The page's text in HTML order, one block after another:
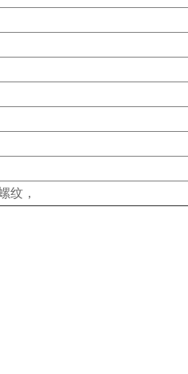
纹，